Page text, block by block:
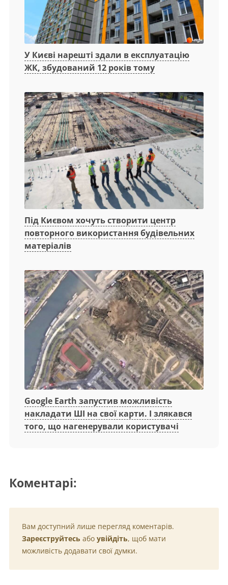
У Києві нарешті здали в експлуатацію
ЖК, збудований 12 років тому
Під Києвом хочуть створити центр
повторного використання будівельних
матеріалів
Google Earth запустив можливість
накладати ШІ на свої карти. І злякався
того, що нагенерували користувачі
Коментарі:
Вам доступний лише перегляд коментарів.
Зареєструйтесь або увійдіть, щоб мати
можливість додавати свої думки.